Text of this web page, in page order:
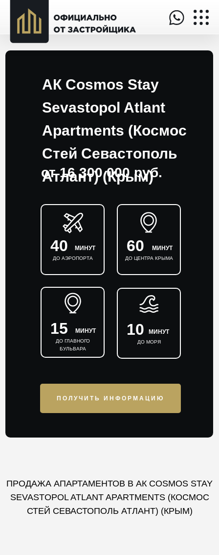
40 МИНУТ
ДО АЭРОПОРТА
АК Cosmos Stay
Sevastopol Atlant
Apartments (Космос
Стей Севастополь
Атлант) (Крым)
10 МИНУТ
ДО МОРЯ
ПОЛУЧИТЬ ИНФОРМАЦИЮ
60 МИНУТ
ДО ЦЕНТРА КРЫМА
15 МИНУТ
ДО ГЛАВНОГО
БУЛЬВАРА
от 16 300 000 руб.
ПРОДАЖА АПАРТАМЕНТОВ В АК COSMOS STAY
SEVASTOPOL ATLANT APARTMENTS (КОСМОС
СТЕЙ СЕВАСТОПОЛЬ АТЛАНТ) (КРЫМ)